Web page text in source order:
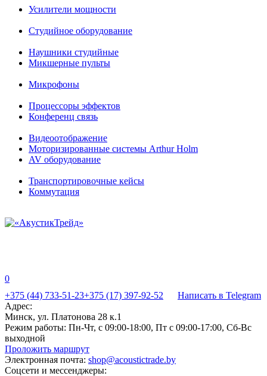
Усилители мощности
Студийное оборудование
Наушники студийные
Микшерные пульты
Микрофоны
Процессоры эффектов
Конференц связь
Видеоотображение
Моторизированные системы Arthur Holm
AV оборудование
Транспортировочные кейсы
Коммутация
0
+375 (44) 733-51-23+375 (17) 397-92-52
Написать в Telegram
Адрес:
Минск, ул. Платонова 28 к.1
Режим работы: Пн-Чт, с 09:00-18:00, Пт с 09:00-17:00, Сб-Вс
выходной
Проложить маршрут
Электронная почта: shop@acoustictrade.by
Соцсети и мессенджеры: